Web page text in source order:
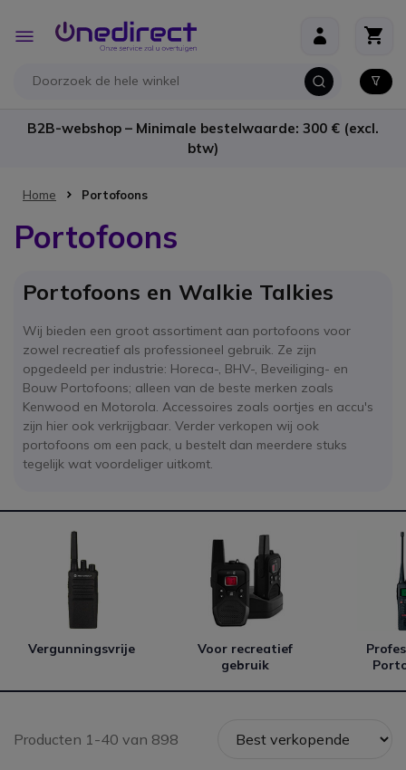
Toggle
Nav
B2B-webshop – Minimale bestelwaarde: 300 € (excl.
btw)
Home Portofoons
Portofoons
Portofoons en Walkie Talkies
Wij bieden een groot assortiment aan portofoons voor
zowel recreatief als professioneel gebruik. Ze zijn
opgedeeld per industrie: Horeca-, BHV-, Beveiliging- en
Bouw Portofoons; alleen van de beste merken zoals
Kenwood en Motorola. Accessoires zoals oortjes en accu's
zijn hier ook verkrijgbaar. Verder verkopen wij ook
portofoons om een pack, u bestelt dan meerdere stuks
tegelijk wat voordeliger uitkomt.
Vergunningsvrije
Voor recreatief
gebruik
Producten 1-40 van 898